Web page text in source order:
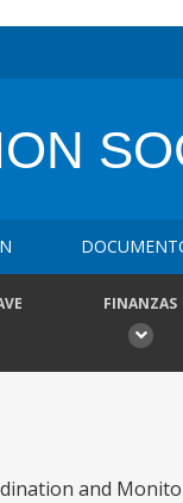
FINANZAS
and